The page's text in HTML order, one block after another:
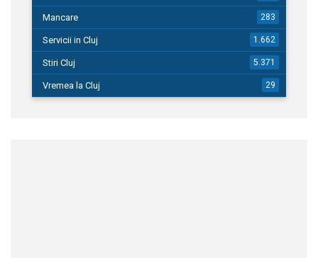
Mancare 283
Servicii in Cluj 1.662
Stiri Cluj 5.371
Vremea la Cluj 29